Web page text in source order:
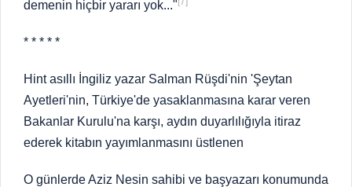
demenin hiçbir yararı yok..."
* * * * *
Hint asıllı İngiliz yazar Salman Rüşdi'nin 'Şeytan
Ayetleri'nin, Türkiye'de yasaklanmasına karar veren
Bakanlar Kurulu'na karşı, aydın duyarlılığıyla itiraz
ederek kitabın yayımlanmasını üstlenen
O günlerde Aziz Nesin sahibi ve başyazarı konumunda